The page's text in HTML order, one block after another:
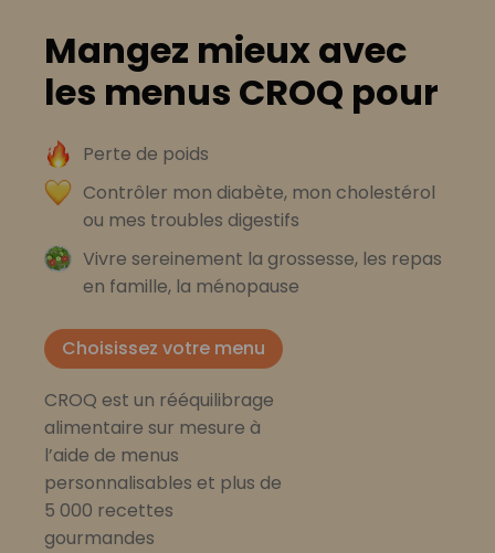
Mangez mieux avec
les menus CROQ pour
Perte de poids
Contrôler mon diabète, mon cholestérol
ou mes troubles digestifs
Vivre sereinement la grossesse, les repas
en famille, la ménopause
Choisissez votre menu
CROQ est un rééquilibrage
alimentaire sur mesure à
l’aide de menus
personnalisables et plus de
5 000 recettes
gourmandes